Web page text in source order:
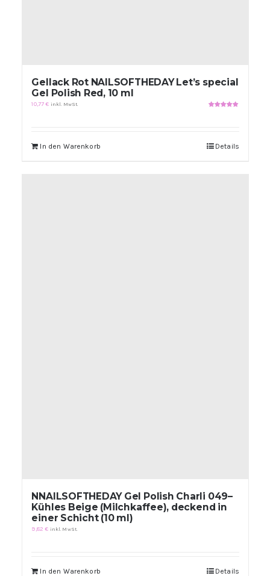
Gellack Rot NAILSOFTHEDAY Let’s special
Gel Polish Red, 10 ml
10,77€ inkl. MwSt.
In den Warenkorb Details
NNAILSOFTHEDAY Gel Polish Charli 049–
Kühles Beige (Milchkaffee), deckend in
einer Schicht (10 ml)
9,82€ inkl. MwSt.
In den Warenkorb Details